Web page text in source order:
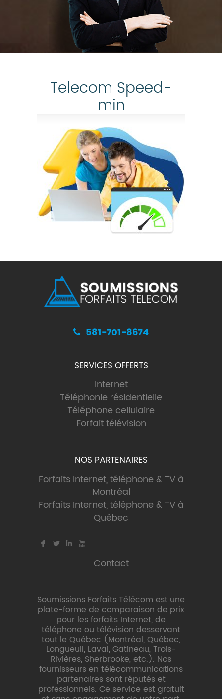
Telecom Speed-
min
581-701-8674
SERVICES OFFERTS
Internet
Téléphonie résidentielle
Téléphone cellulaire
Forfait télévision
NOS PARTENAIRES
Forfaits Internet, téléphone & TV à
Montréal
Forfaits Internet, téléphone & TV à
Québec
F L I X
Contact
Soumissions Forfaits Télécom est une
plate-forme de comparaison de prix
pour les forfaits Internet, de
téléphone ou télévision desservant
tout le Québec (Montréal, Québec,
Longueuil, Laval, Gatineau, Trois-
Rivières, Sherbrooke, etc.). Nos
fournisseurs en télécommunications
partenaires sont réputés et
professionnels. Ce service est gratuit